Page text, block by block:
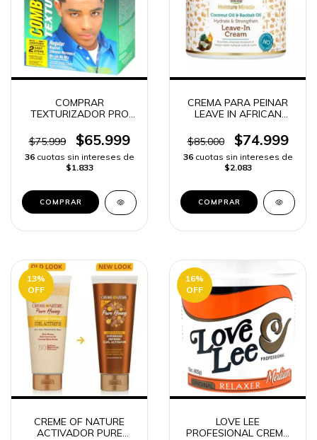
COMPRAR
TEXTURIZADOR PRO
Y DESENREDA | ENVÍO
RÁPIDO.
$75.999 $65.999
36 cuotas sin intereses de
$1.833
CREMA PARA PEINAR
LEAVE IN AFRICAN
$85.000
$74.999
36 cuotas sin intereses de
$2.083
13%
OFF
CREME OF NATURE
ACTIVADOR PURE
16%
OFF
LOVE LEE
PROFESIONAL CREMA